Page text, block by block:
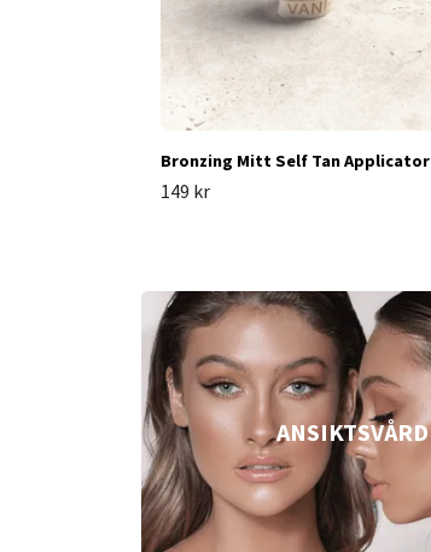
Bronzing Mitt Self Tan Applicator
149 kr
ANSIKTSVÅRD